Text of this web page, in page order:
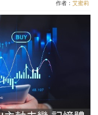
作者： 艾蜜莉